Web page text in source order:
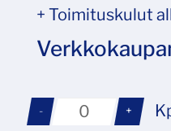
+ Toimituskulut
- +